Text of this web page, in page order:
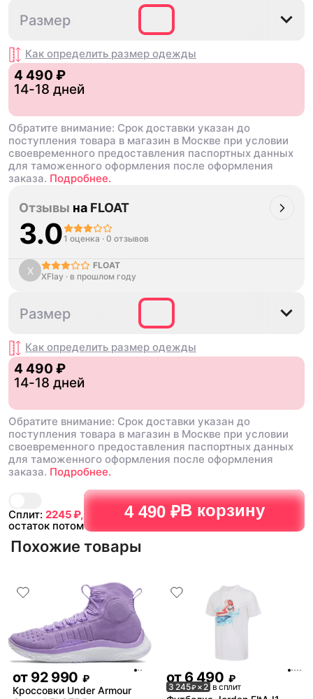
2XL
Размер
Как определить размер одежды
4 490 ₽
14-18 дней
Обратите внимание: Срок доставки указан до
поступления товара в магазин в Москве при условии
своевременного предоставления паспортных данных
для таможенного оформления после оформления
заказа. Подробнее.
Сплит: 2245₽,
остаток потом
4 490 ₽В корзину
Отзывы на FLOAT
3.01 оценка · 0 отзывов
X
FLOAT
XFlay · в прошлом году
2XL
Размер
Как определить размер одежды
4 490 ₽
14-18 дней
Обратите внимание: Срок доставки указан до
поступления товара в магазин в Москве при условии
своевременного предоставления паспортных данных
для таможенного оформления после оформления
заказа. Подробнее.
Похожие товары
от 92 990 ₽
Кроссовки Under Armour
от 6 490 ₽
3 245₽× 2 в сплит